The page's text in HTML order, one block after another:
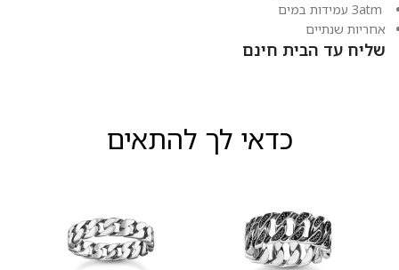
אחריות שנתיים
שליח עד הבית חינם
כדאי לך להתאים